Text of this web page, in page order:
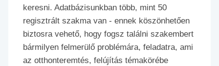
keresni. Adatbázisunkban több, mint 50
regisztrált szakma van - ennek köszönhetően
biztosra vehető, hogy fogsz találni szakembert
bármilyen felmerülő problémára, feladatra, ami
az otthonteremtés, felújítás témakörébe